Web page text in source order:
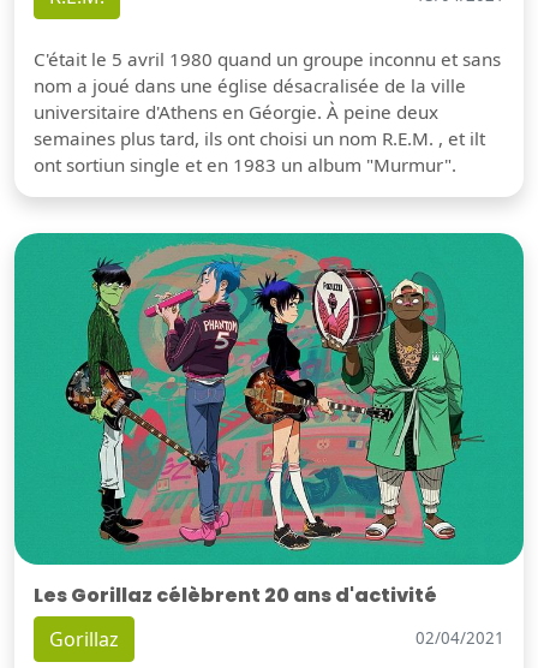
C'était le 5 avril 1980 quand un groupe inconnu et sans
nom a joué dans une église désacralisée de la ville
universitaire d'Athens en Géorgie. À peine deux
semaines plus tard, ils ont choisi un nom R.E.M. , et ilt
ont sortiun single et en 1983 un album "Murmur".
Les Gorillaz célèbrent 20 ans d'activité
Gorillaz 02/04/2021